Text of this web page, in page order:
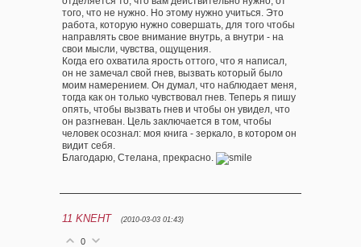
того, что не нужно. Но этому нужно учиться. Это
работа, которую нужно совершать, для того чтобы
направлять свое внимание внутрь, а внутри - на
свои мысли, чувства, ощущения.
Когда его охватила ярость оттого, что я написал,
он не замечал свой гнев, вызвать который было
моим намерением. Он думал, что наблюдает меня,
тогда как он только чувствовал гнев. Теперь я пишу
опять, чтобы вызвать гнев и чтобы он увидел, что
он разгневан. Цель заключается в том, чтобы
человек осознал: моя книга - зеркало, в котором он
видит себя.
Благодарю, Стелана, прекрасно.
11 KNEHT (2010-03-03 01:43)
0